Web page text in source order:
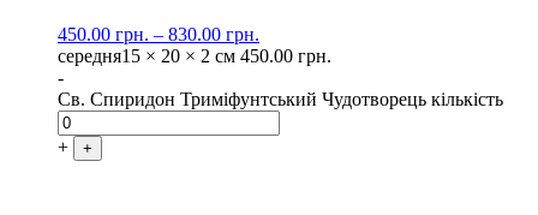
450.00 грн. – 830.00 грн.
середня15 × 20 × 2 см 450.00 грн.
-
Св. Спиридон Триміфунтський Чудотворець кількість
+ +